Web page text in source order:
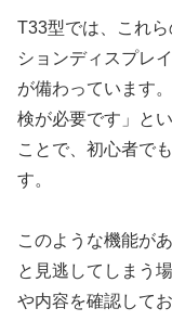
T33型では、これ
ションディスプレ
が備わっています
検が必要です」と
ことで、初心者で
す。
このような機能が
と見逃してしまう
や内容を確認して